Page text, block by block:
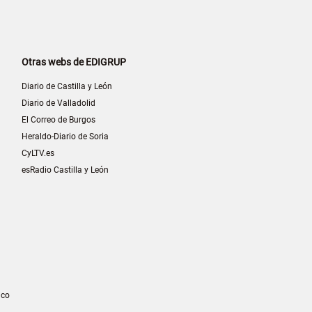
Otras webs de EDIGRUP
Diario de Castilla y León
Diario de Valladolid
El Correo de Burgos
Heraldo-Diario de Soria
CyLTV.es
esRadio Castilla y León